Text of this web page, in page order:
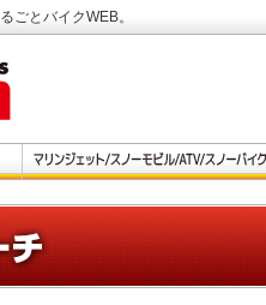
ごとバイクWEB。